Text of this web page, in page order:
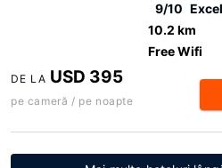
9/10
10.2 km
Free Wifi
DE LA USD 395
pe cameră / pe noapte